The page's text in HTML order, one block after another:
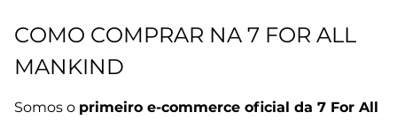
COMO COMPRAR NA 7 FOR ALL
MANKIND
Somos o primeiro e-commerce oficial da 7 For All